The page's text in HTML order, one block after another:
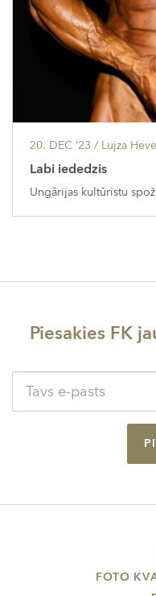
20. DEC ’23 / Lujza
Labi iededzis
Ungārijas kultūristu
Piesakies FK
FOTO